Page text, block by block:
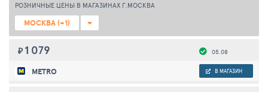
РОЗНИЧНЫЕ ЦЕНЫ В МАГАЗИНАХ Г.МОСКВА
МОСКВА (+1)
₽ 1 079 05.08
METRO В МАГАЗИН